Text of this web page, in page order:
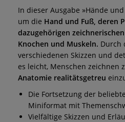
In dieser Ausgabe »Hände
um die Hand und Fuß, deren
dazugehörigen
Knochen und Muskeln. Durch
verschiedenen Skizzen und
es leicht, Menschen zeichnen
Anatomie realitätsgetreu
Die Fortsetzung der
Miniformat mit
Vielfältige Skizzen und